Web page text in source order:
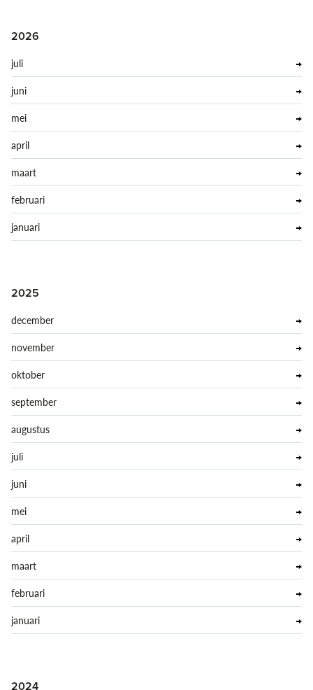
2026
juli
juni
mei
april
maart
februari
januari
2025
december
november
oktober
september
augustus
juli
juni
mei
april
maart
februari
januari
2024